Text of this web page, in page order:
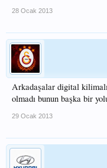
28 Ocak 2013
Arkadaşalar digital
olmadı bunun başka bir
29 Ocak 2013